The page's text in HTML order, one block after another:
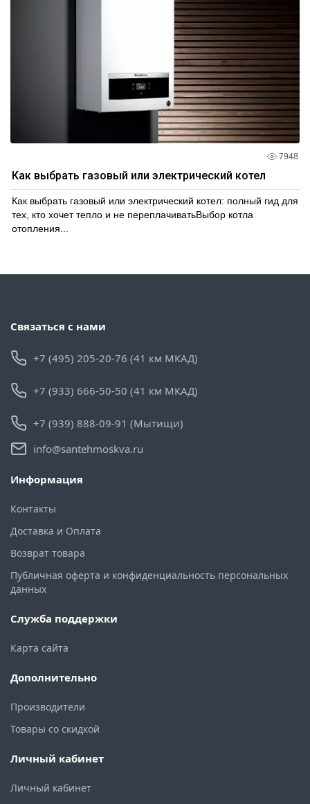
7948
Как выбрать газовый или электрический котел
Как выбрать газовый или электрический котел: полный гид для
тех, кто хочет тепло и не переплачиватьВыбор котла
отопления...
Связаться с нами
+7 (495) 205-20-76 (41 км МКАД)
+7 (933) 666-50-50 (41 км МКАД)
+7 (939) 888-09-91 (Мытищи)
info@santehmoskva.ru
Информация
Контакты
Доставка и Оплата
Возврат товара
Публичная оферта и конфиденциальность персональных
данных
Служба поддержки
Карта сайта
Дополнительно
Производители
Товары со скидкой
Личный кабинет
Личный кабинет